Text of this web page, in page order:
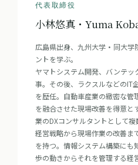
代表取締役
小林悠真・Yuma
広島県出身、九州大学・同大学
ントを学ぶ。
ヤマトシステム開発、バンテッ
事。その後、ラクスルなどのIT
を歴任。自動車産業の緻密な管
を融合させた現場改善を得意と
業のDXコンサルタントとして複
経営戦略から現場作業の改善ま
を持つ。情報システム構築にも
歩の動きからそれを管理する経